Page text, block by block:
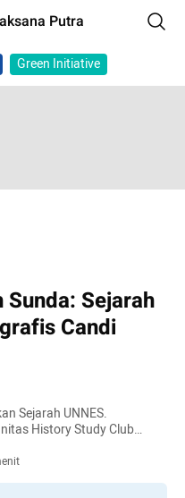
Putra
Green Initiative
Sejarah
Candi
Sejarah UNNES.
History Study Club